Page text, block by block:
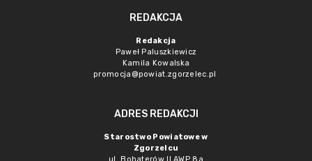
REDAKCJA
Redakcja
Paweł Paluszkiewicz
Kamila Kowalska
promocja@powiat.zgorzelec.pl
ADRES REDAKCJI
Starostwo Powiatowe w
Zgorzelcu